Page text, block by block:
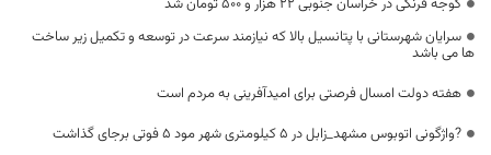
سرایان شهرستانی با پتانسیل بالا که نیازمند سرعت در توسعه و تکمیل زیر ساخت
ها می باشد
هفته دولت امسال فرصتی برای امیدآفرینی به مردم است
?واژگونی اتوبوس مشهد_زابل در ۵ کیلومتری شهر مود ۵ فوتی برجای گذاشت